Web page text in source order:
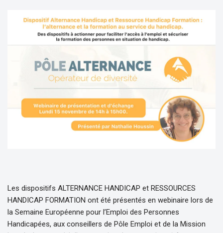
Les dispositifs ALTERNANCE HANDICAP et RESSOURCES
HANDICAP FORMATION ont été présentés en webinaire lors de
la Semaine Européenne pour l’Emploi des Personnes
Handicapées, aux conseillers de Pôle Emploi et de la Mission